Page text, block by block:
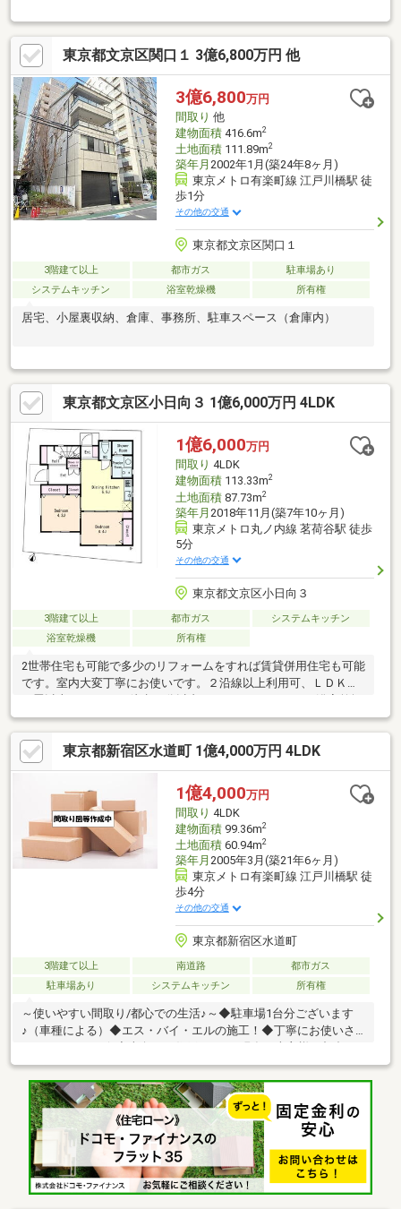
東京都文京区関口１ 3億6,800万円 他
3億6,800万円
間取り 他
建物面積416.6m2
土地面積111.89m2
築年月 2002年1月(築24年8ヶ月)
東京メトロ有楽町線 江戸川橋駅 徒
歩1分
その他の交通
東京都文京区関口１
3階建て以上 都市ガス
駐車場あり
システムキッチン
浴室乾燥機 所有権
居宅、小屋裏収納、倉庫、事務所、駐車スペース（倉庫内）
東京都文京区小日向３ 1億6,000万円 4LDK
1億6,000万円
間取り 4LDK
建物面積113.33m2
土地面積87.73m2
築年月 2018年11月(築7年10ヶ月)
東京メトロ丸ノ内線 茗荷谷駅 徒歩
5分
その他の交通
東京都文京区小日向３
3階建て以上 都市ガス
システムキッチン
浴室乾燥機
所有権
2世帯住宅も可能で多少のリフォームをすれば賃貸併用住宅も可能
です。室内大変丁寧にお使いです。２沿線以上利用可、ＬＤＫ１
機、全居室収納、閑静な住宅地、対面式キッチン、トイレ２ヶ
所、２面以上バルコニー、南面バルコニー、全室南向き、温水洗
浄便座、ＴＶモニタ付インターホン、全居室フローリング、３階
建以上、全室２面採光、小学校 徒歩10分以内、２世帯住宅、周辺
東京都新宿区水道町 1億4,000万円 4LDK
1億4,000万円
間取り 4LDK
建物面積99.36m2
土地面積60.94m2
築年月 2005年3月(築21年6ヶ月)
東京メトロ有楽町線 江戸川橋駅 徒
歩4分
その他の交通
東京都新宿区水道町
3階建て以上 南道路
都市ガス
駐車場あり
システムキッチン 所有権
～使いやすい間取り/都心での生活♪～◆駐車場1台分ございます
♪（車種による）◆エス・バイ・エルの施工！◆丁寧にお使いさ
より、内覧を一時停止しております。